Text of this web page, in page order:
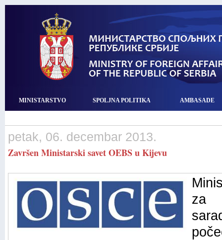
MINISTARSTVO SPOLJNA POLITIKA AMBASADE
petak, 06. decembar 2013.
Završen Ministarski savet OEBS u Kijevu
za